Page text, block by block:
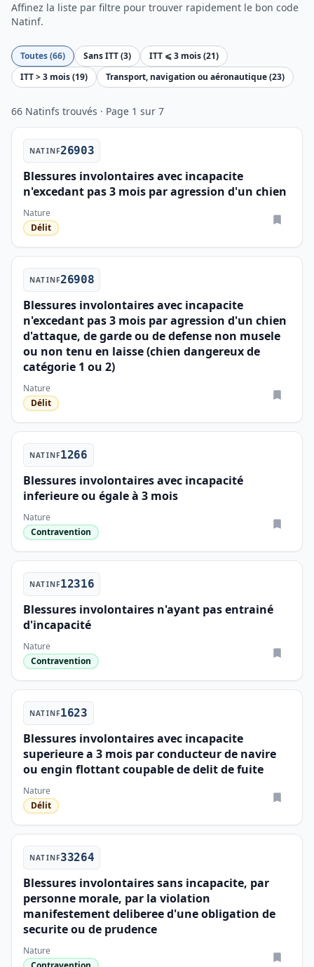
Affinez la liste par filtre pour trouver rapidement le bon code
Natinf.
Toutes (66) Sans ITT (3)
ITT ⩽ 3 mois (21)
ITT > 3 mois (19)
Transport, navigation ou aéronautique (23)
66 Natinfs trouvés · Page 1 sur 7
NATINF26903
Blessures involontaires avec incapacite
n'excedant pas 3 mois par agression d'un chien
Nature
Délit
NATINF26908
Blessures involontaires avec incapacite
n'excedant pas 3 mois par agression d'un chien
d'attaque, de garde ou de defense non musele
ou non tenu en laisse (chien dangereux de
catégorie 1 ou 2)
Nature
Délit
NATINF1266
Blessures involontaires avec incapacité
inferieure ou égale à 3 mois
Nature
Contravention
NATINF12316
Blessures involontaires n'ayant pas entrainé
d'incapacité
Nature
Contravention
NATINF1623
Blessures involontaires avec incapacite
superieure a 3 mois par conducteur de navire
ou engin flottant coupable de delit de fuite
Nature
Délit
NATINF33264
Blessures involontaires sans incapacite, par
personne morale, par la violation
manifestement deliberee d'une obligation de
securite ou de prudence
Nature